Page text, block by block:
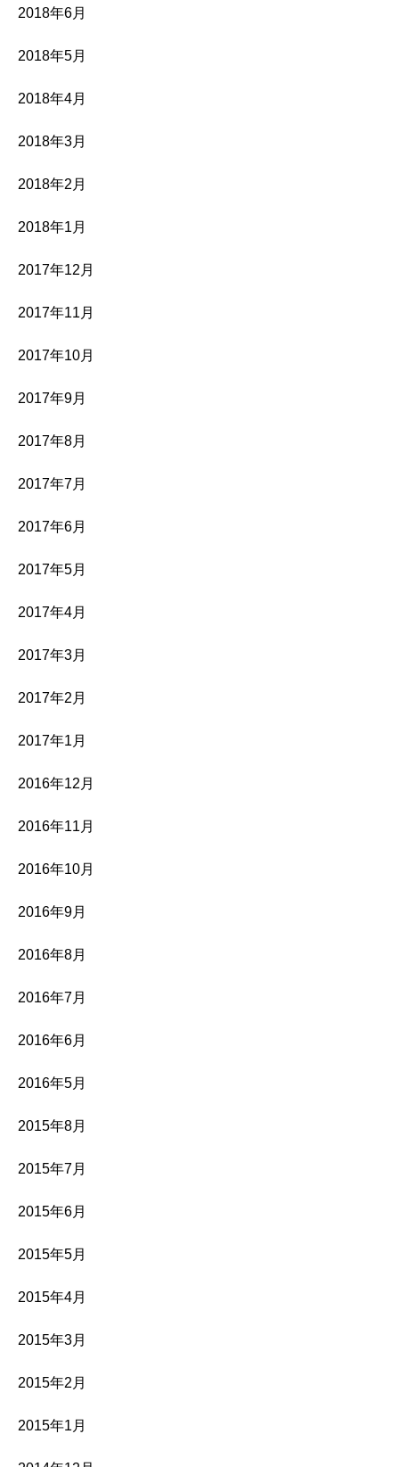
2018年6月
2018年5月
2018年4月
2018年3月
2018年2月
2018年1月
2017年12月
2017年11月
2017年10月
2017年9月
2017年8月
2017年7月
2017年6月
2017年5月
2017年4月
2017年3月
2017年2月
2017年1月
2016年12月
2016年11月
2016年10月
2016年9月
2016年8月
2016年7月
2016年6月
2016年5月
2015年8月
2015年7月
2015年6月
2015年5月
2015年4月
2015年3月
2015年2月
2015年1月